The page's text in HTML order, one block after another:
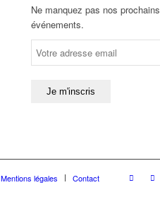
Ne manquez pas nos prochains
événements.
Mentions légales Contact